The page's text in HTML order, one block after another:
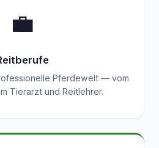
💼
Pferdewelt — vom
Tierarzt und Reitlehrer.